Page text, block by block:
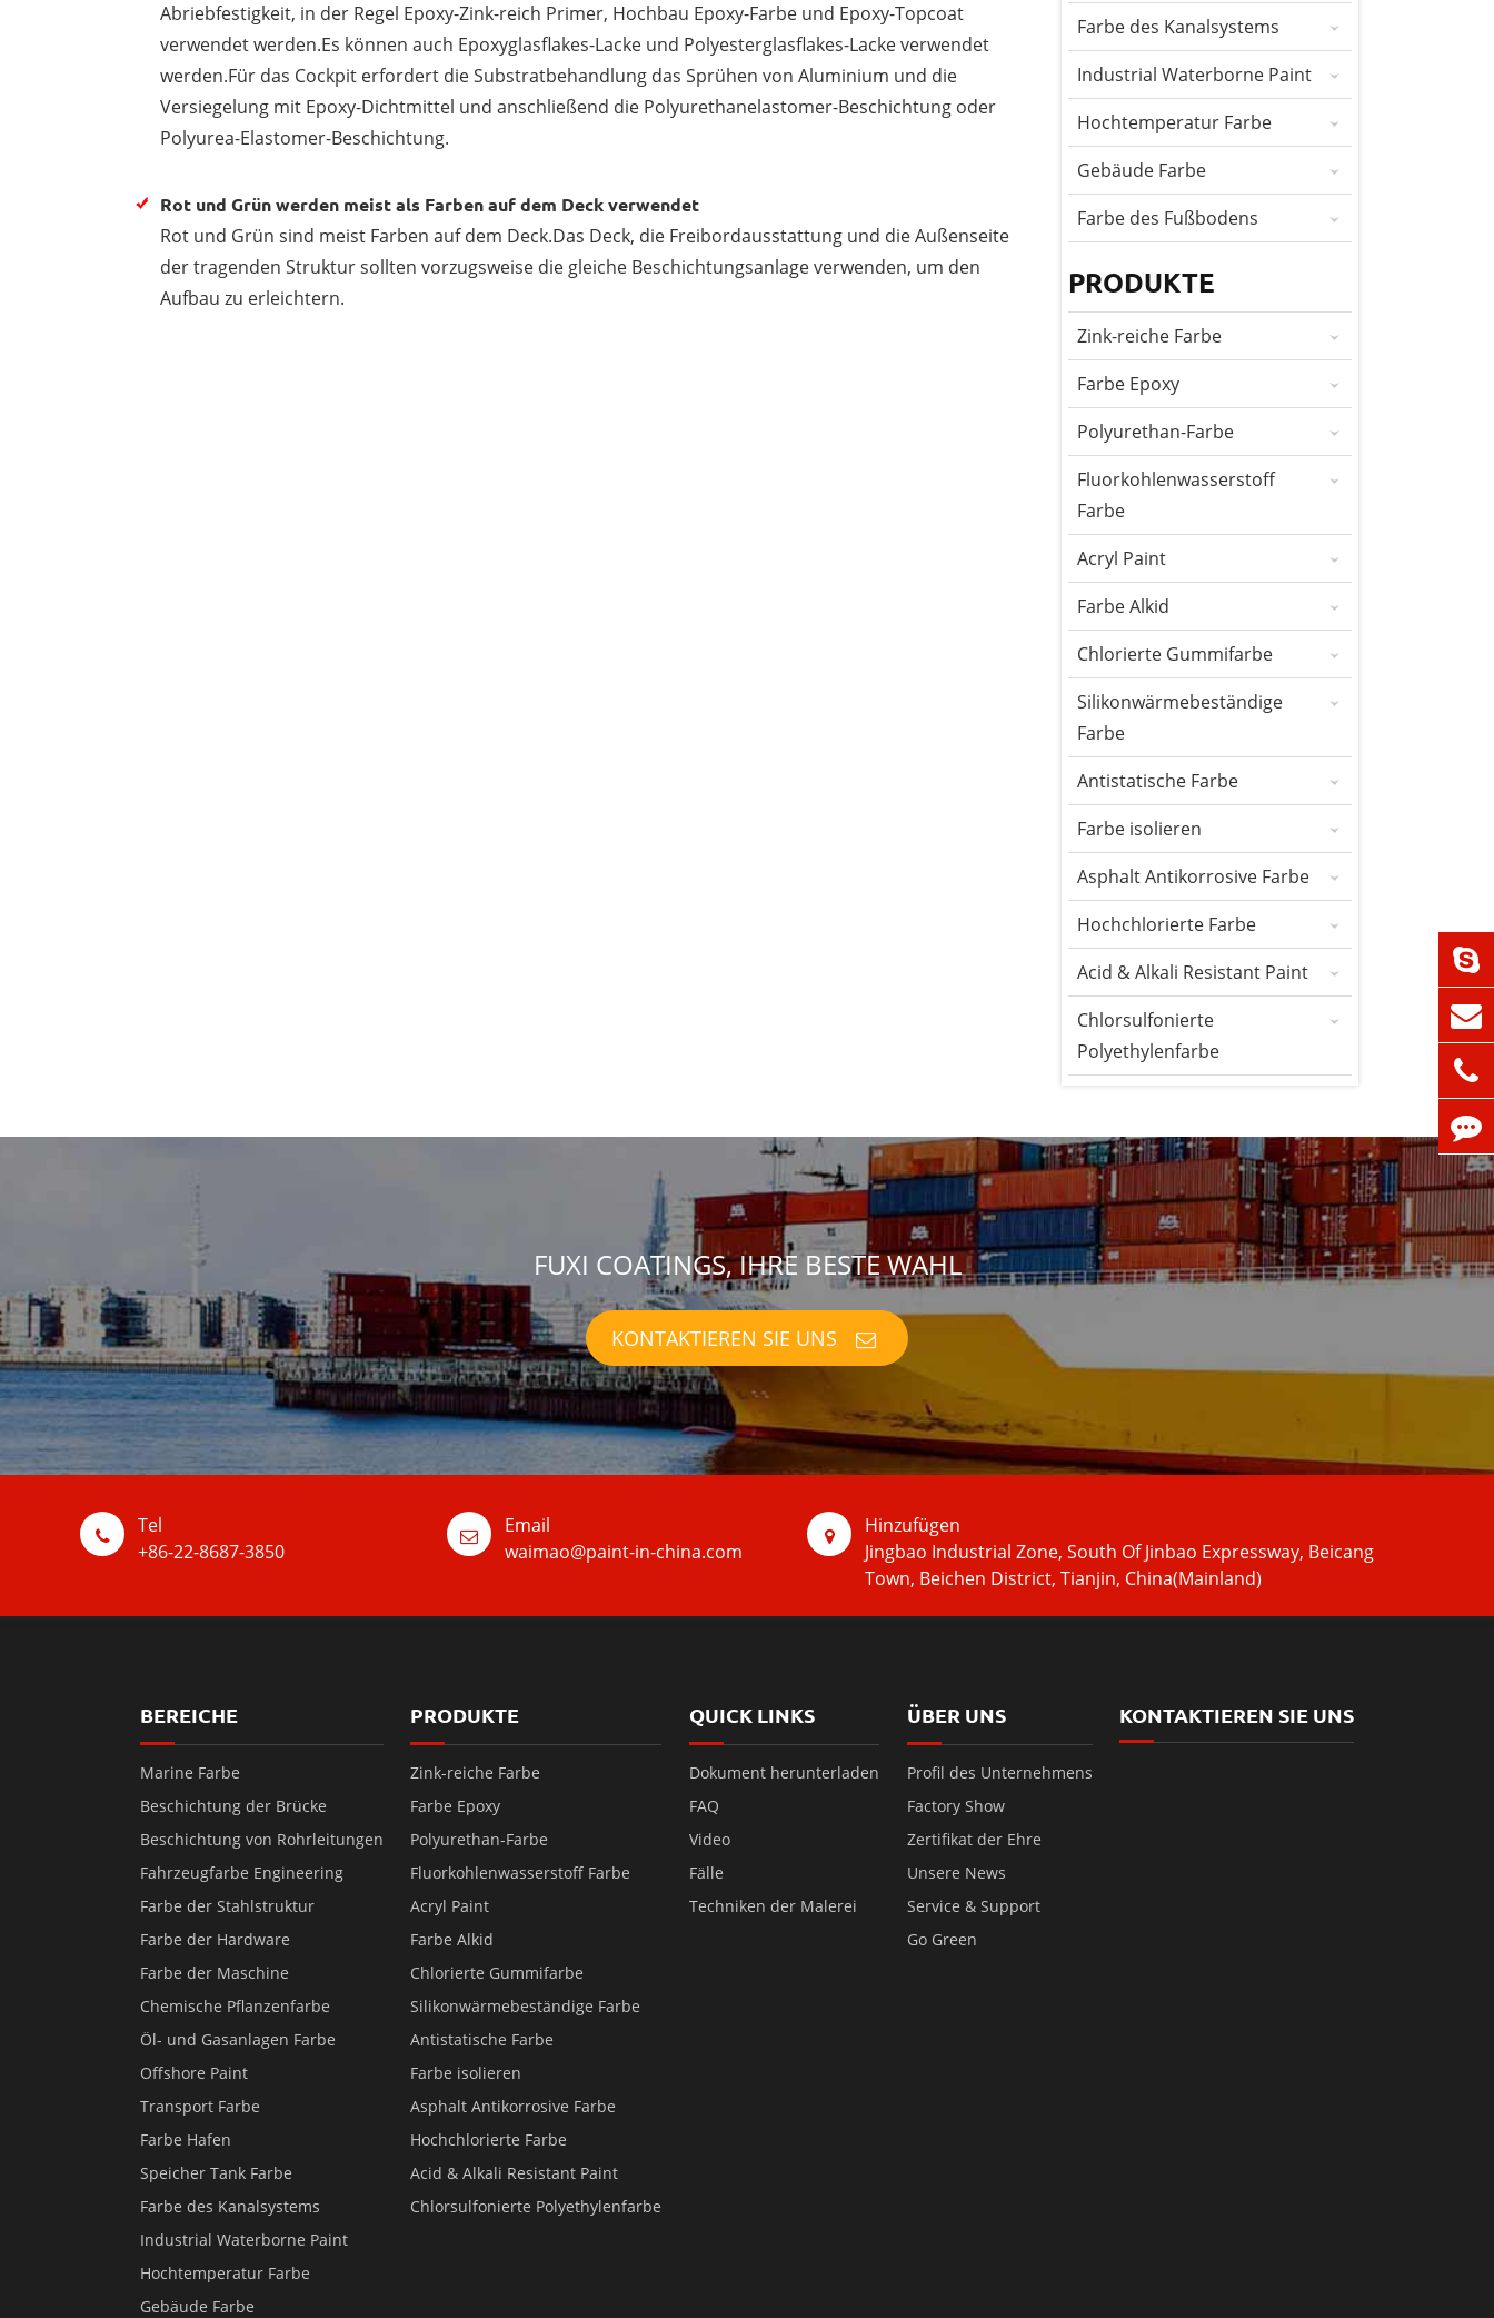
Abriebfestigkeit, in der Regel Epoxy-Zink-reich Primer, Hochbau Epoxy-Farbe und Epoxy-Topcoat
verwendet werden.Es können auch Epoxyglasflakes-Lacke und Polyesterglasflakes-Lacke verwendet
werden.Für das Cockpit erfordert die Substratbehandlung das Sprühen von Aluminium und die
Versiegelung mit Epoxy-Dichtmittel und anschließend die Polyurethanelastomer-Beschichtung oder
Polyurea-Elastomer-Beschichtung.
Rot und Grün werden meist als Farben auf dem Deck verwendet
Rot und Grün sind meist Farben auf dem Deck.Das Deck, die Freibordausstattung und die Außenseite
der tragenden Struktur sollten vorzugsweise die gleiche Beschichtungsanlage verwenden, um den
Aufbau zu erleichtern.
Farbe des Kanalsystems
Industrial Waterborne Paint
Hochtemperatur Farbe
Gebäude Farbe
Farbe des Fußbodens
PRODUKTE
Zink-reiche Farbe
Farbe Epoxy
Polyurethan-Farbe
Fluorkohlenwasserstoff
Farbe
Acryl Paint
Farbe Alkid
Chlorierte Gummifarbe
Silikonwärmebeständige
Farbe
Antistatische Farbe
Farbe isolieren
Asphalt Antikorrosive Farbe
Hochchlorierte Farbe
Acid & Alkali Resistant Paint
Chlorsulfonierte
Polyethylenfarbe
FUXI COATINGS, IHRE BESTE WAHL
KONTAKTIEREN SIE UNS
Tel
+86-22-8687-3850
Email
waimao@paint-in-china.com
Hinzufügen
Jingbao Industrial Zone, South Of Jinbao Expressway, Beicang
Town, Beichen District, Tianjin, China(Mainland)
BEREICHE
Marine Farbe
Beschichtung der Brücke
Beschichtung von Rohrleitungen
Fahrzeugfarbe Engineering
Farbe der Stahlstruktur
Farbe der Hardware
Farbe der Maschine
Chemische Pflanzenfarbe
Öl- und Gasanlagen Farbe
Offshore Paint
Transport Farbe
Farbe Hafen
Speicher Tank Farbe
Farbe des Kanalsystems
Industrial Waterborne Paint
Hochtemperatur Farbe
Gebäude Farbe
PRODUKTE
Zink-reiche Farbe
Farbe Epoxy
Polyurethan-Farbe
Fluorkohlenwasserstoff Farbe
Acryl Paint
Farbe Alkid
Chlorierte Gummifarbe
Silikonwärmebeständige Farbe
Antistatische Farbe
Farbe isolieren
Asphalt Antikorrosive Farbe
Hochchlorierte Farbe
Acid & Alkali Resistant Paint
Chlorsulfonierte Polyethylenfarbe
QUICK LINKS
Dokument herunterladen
FAQ
Video
Fälle
Techniken der Malerei
ÜBER UNS
Profil des Unternehmens
Factory Show
Zertifikat der Ehre
Unsere News
Service & Support
Go Green
KONTAKTIEREN SIE UNS